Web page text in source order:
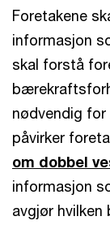
Foretakene
informasjon
skal forstå
nødvendig
påvirker
om dobbel
informasjon
avgjør